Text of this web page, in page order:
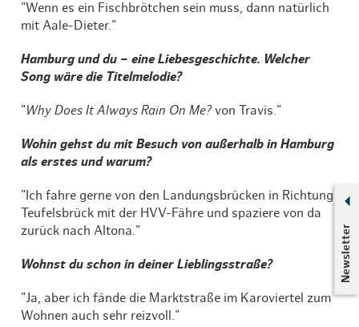
Newsletter
"Wenn es ein Fischbrötchen sein muss, dann natürlich
mit Aale-Dieter."
Hamburg und du – eine Liebesgeschichte. Welcher
Song wäre die Titelmelodie?
"Why Does It Always Rain On Me?von Travis."
Wohin gehst du mit Besuch von außerhalb in Hamburg
als erstes und warum?
"Ich fahre gerne von den Landungsbrücken in Richtung
Teufelsbrück mit der HVV-Fähre und spaziere von da
zurück nach Altona."
Wohnst du schon in deiner Lieblingsstraße?
"Ja, aber ich fände die Marktstraße im Karoviertel zum
Wohnen auch sehr reizvoll."